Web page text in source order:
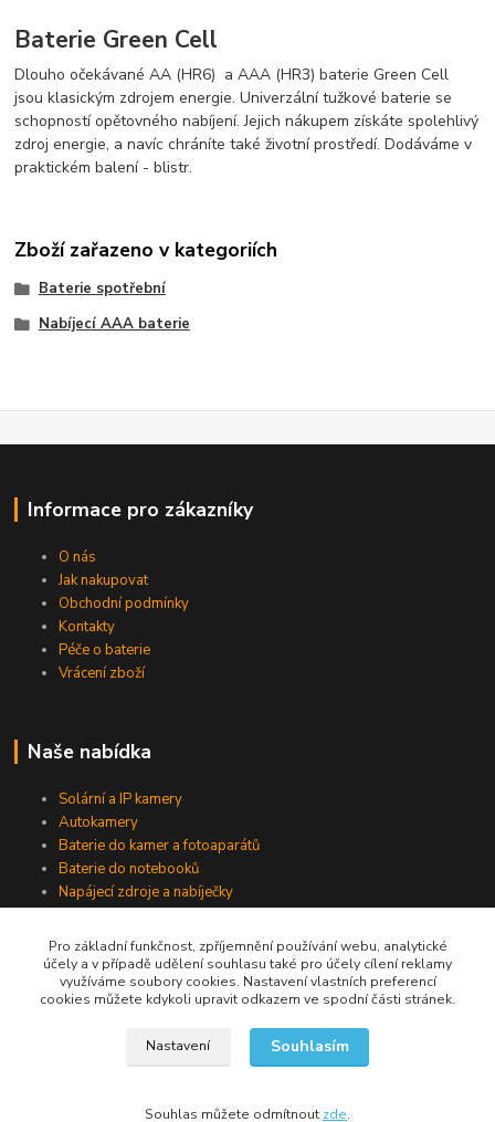
Baterie Green Cell
Dlouho očekávané AA (HR6) a AAA (HR3) baterie Green Cell
jsou klasickým zdrojem energie. Univerzální tužkové baterie se
schopností opětovného nabíjení. Jejich nákupem získáte spolehlivý
zdroj energie, a navíc chráníte také životní prostředí. Dodáváme v
praktickém balení - blistr.
Zboží zařazeno v kategoriích
Baterie spotřební
Nabíjecí AAA baterie
Informace pro zákazníky
O nás
Jak nakupovat
Obchodní podmínky
Kontakty
Péče o baterie
Vrácení zboží
Naše nabídka
Solární a IP kamery
Autokamery
Baterie do kamer a fotoaparátů
Baterie do notebooků
Napájecí zdroje a nabíječky
Jsme na Facebooku
Pro základní funkčnost, zpříjemnění používání webu, analytické
účely a v případě udělení souhlasu také pro účely cílení reklamy
využíváme soubory cookies. Nastavení vlastních preferencí
cookies můžete kdykoli upravit odkazem ve spodní části stránek.
Nastavení Souhlasím
Souhlas můžete odmítnout zde.